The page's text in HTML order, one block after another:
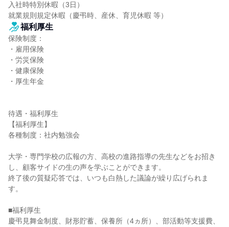
入社時特別休暇（3日）
就業規則規定休暇（慶弔時、産休、育児休暇 等）
福利厚生
保険制度：
・雇用保険
・労災保険
・健康保険
・厚生年金
待遇・福利厚生
【福利厚生】
各種制度：社内勉強会
大学・専門学校の広報の方、高校の進路指導の先生などをお招き
し、顧客サイドの生の声を学ぶことができます。
終了後の質疑応答では、いつも白熱した議論が繰り広げられま
す。
■福利厚生
慶弔見舞金制度、財形貯蓄、保養所（4ヵ所）、部活動等支援費、